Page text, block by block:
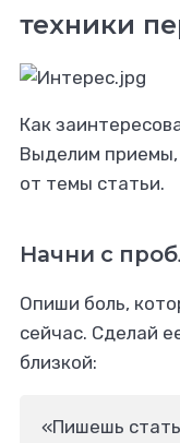
техники
Как
Выделим
от темы статьи.
Начни с
Опиши боль,
сейчас. Сделай
близкой:
«Пишешь